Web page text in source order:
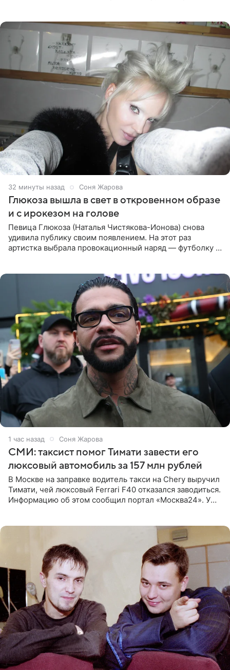
32 минуты назад Соня Жарова
Глюкоза вышла в свет в откровенном образе
и с ирокезом на голове
Певица Глюкоза (Наталья Чистякова-Ионова) снова
удивила публику своим появлением. На этот раз
артистка выбрала провокационный наряд — футболку с
1 час назад Соня Жарова
СМИ: таксист помог Тимати завести его
люксовый автомобиль за 157 млн рублей
В Москве на заправке водитель такси на Chery выручил
Тимати, чей люксовый Ferrari F40 отказался заводиться.
Информацию об этом сообщил портал «Москва24». У